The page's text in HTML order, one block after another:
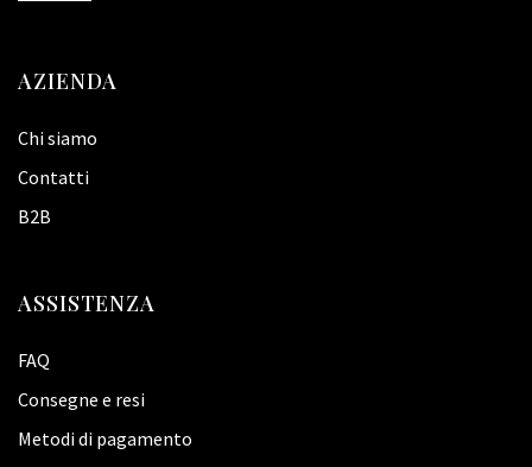
AZIENDA
Chi siamo
Contatti
B2B
ASSISTENZA
FAQ
Consegne e resi
Metodi di pagamento